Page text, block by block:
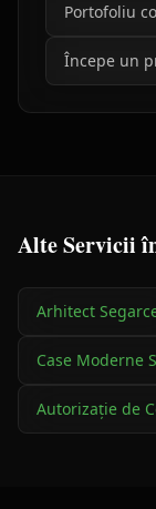
Portofoliu
Începe un
Alte Servicii
Arhitect
Case Moderne
Autorizație de